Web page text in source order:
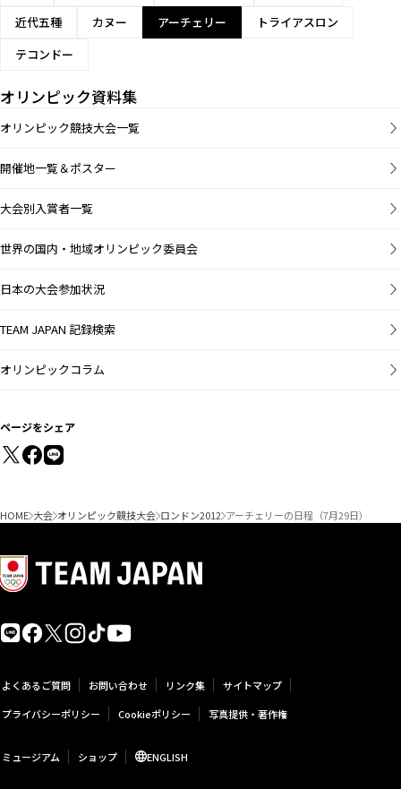
近代五種
カヌー アーチェリー
トライアスロン
テコンドー
オリンピック資料集
オリンピック競技大会一覧
開催地一覧＆ポスター
大会別入賞者一覧
世界の国内・地域オリンピック委員会
日本の大会参加状況
TEAM JAPAN 記録検索
オリンピックコラム
ページをシェア
HOME 大会 オリンピック競技大会 ロンドン2012 アーチェリーの日程（7月29日）
よくあるご質問 お問い合わせ リンク集
サイトマップ
プライバシーポリシー
Cookieポリシー 写真提供・著作権
ミュージアム ショップ ENGLISH